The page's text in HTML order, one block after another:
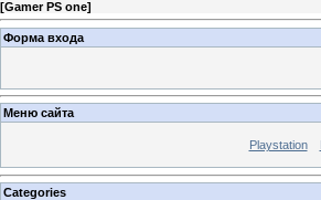
[Gamer PS one]
Форма входа
Меню сайта
Playstation
Categories